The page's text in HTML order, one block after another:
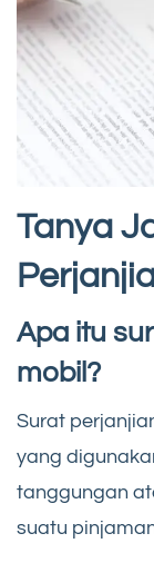
Tanya
Apa itu
mobil?
Surat
yang
tanggungan
suatu